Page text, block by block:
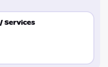
Services